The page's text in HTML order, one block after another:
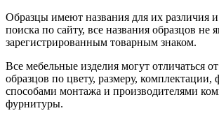
Образцы имеют названия для их различия
поиска по сайту, все названия образцов не
зарегистрированным товарным знаком.
Все мебельные изделия могут отличаться
образцов по цвету, размеру, комплектации,
способами монтажа и производителями
фурнитуры.